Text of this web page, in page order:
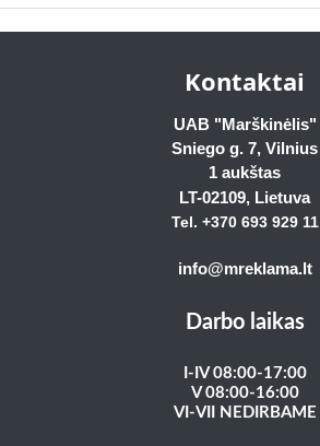
Kontaktai
UAB "Marškinėlis"
Sniego g. 7, Vilnius
1 aukštas
LT-02109, Lietuva
Tel. +370 693 929 11
info@mreklama.lt
Darbo laikas
I-IV 08:00-17:00
V 08:00-16:00
VI-VII NEDIRBAME